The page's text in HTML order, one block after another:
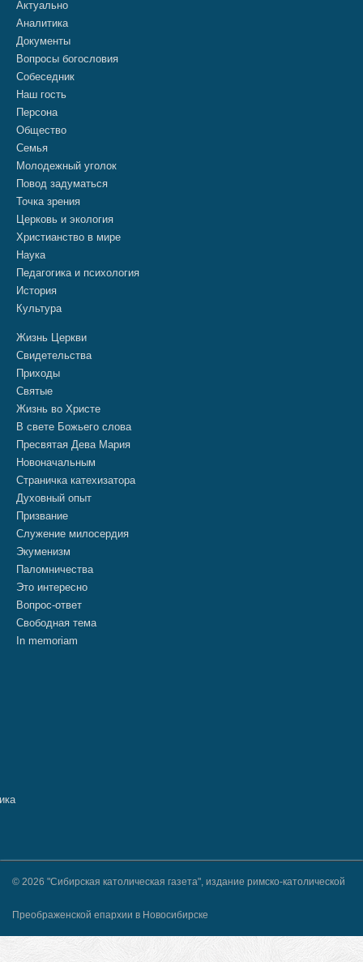
Актуально
Аналитика
Документы
Вопросы богословия
Собеседник
Наш гость
Персона
Общество
Семья
Молодежный уголок
Повод задуматься
Точка зрения
Церковь и экология
Христианство в мире
Наука
Педагогика и психология
История
Культура
Жизнь Церкви
Свидетельства
Приходы
Святые
Жизнь во Христе
В свете Божьего слова
Пресвятая Дева Мария
Новоначальным
Страничка катехизатора
Духовный опыт
Призвание
Служение милосердия
Экуменизм
Паломничества
Это интересно
Вопрос-ответ
Свободная тема
In memoriam
© 2026 "Сибирская католическая газета", издание римско-католической
Преображенской епархии в Новосибирске